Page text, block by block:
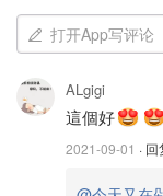
打开App写评论
ALgigi
這個好
2021-09-01 · 回